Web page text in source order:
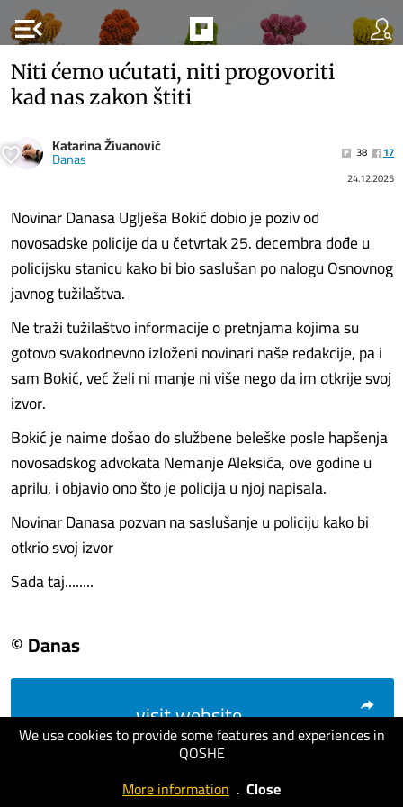
menu_open
We use cookies to provide some features and experiences in
QOSHE
More information . Close
Niti ćemo ućutati, niti progovoriti
kad nas zakon štiti
Katarina Živanović
Danas 38
17
24.12.2025
Novinar Danasa Uglješa Bokić dobio je poziv od
novosadske policije da u četvrtak 25. decembra dođe u
policijsku stanicu kako bi bio saslušan po nalogu Osnovnog
javnog tužilaštva.
Ne traži tužilaštvo informacije o pretnjama kojima su
gotovo svakodnevno izloženi novinari naše redakcije, pa i
sam Bokić, već želi ni manje ni više nego da im otkrije svoj
izvor.
Bokić je naime došao do službene beleške posle hapšenja
novosadskog advokata Nemanje Aleksića, ove godine u
aprilu, i objavio ono što je policija u njoj napisala.
Novinar Danasa pozvan na saslušanje u policiju kako bi
otkrio svoj izvor
Sada taj........
© Danas
visit website